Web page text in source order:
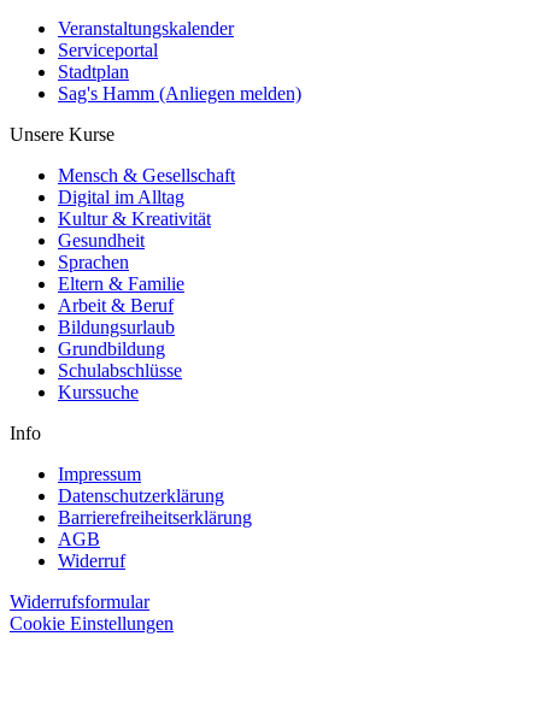
Veranstaltungskalender
Serviceportal
Stadtplan
Sag's Hamm (Anliegen melden)
Unsere Kurse
Mensch & Gesellschaft
Digital im Alltag
Kultur & Kreativität
Gesundheit
Sprachen
Eltern & Familie
Arbeit & Beruf
Bildungsurlaub
Grundbildung
Schulabschlüsse
Kurssuche
Info
Impressum
Datenschutzerklärung
Barrierefreiheitserklärung
AGB
Widerruf
Widerrufsformular
Cookie Einstellungen